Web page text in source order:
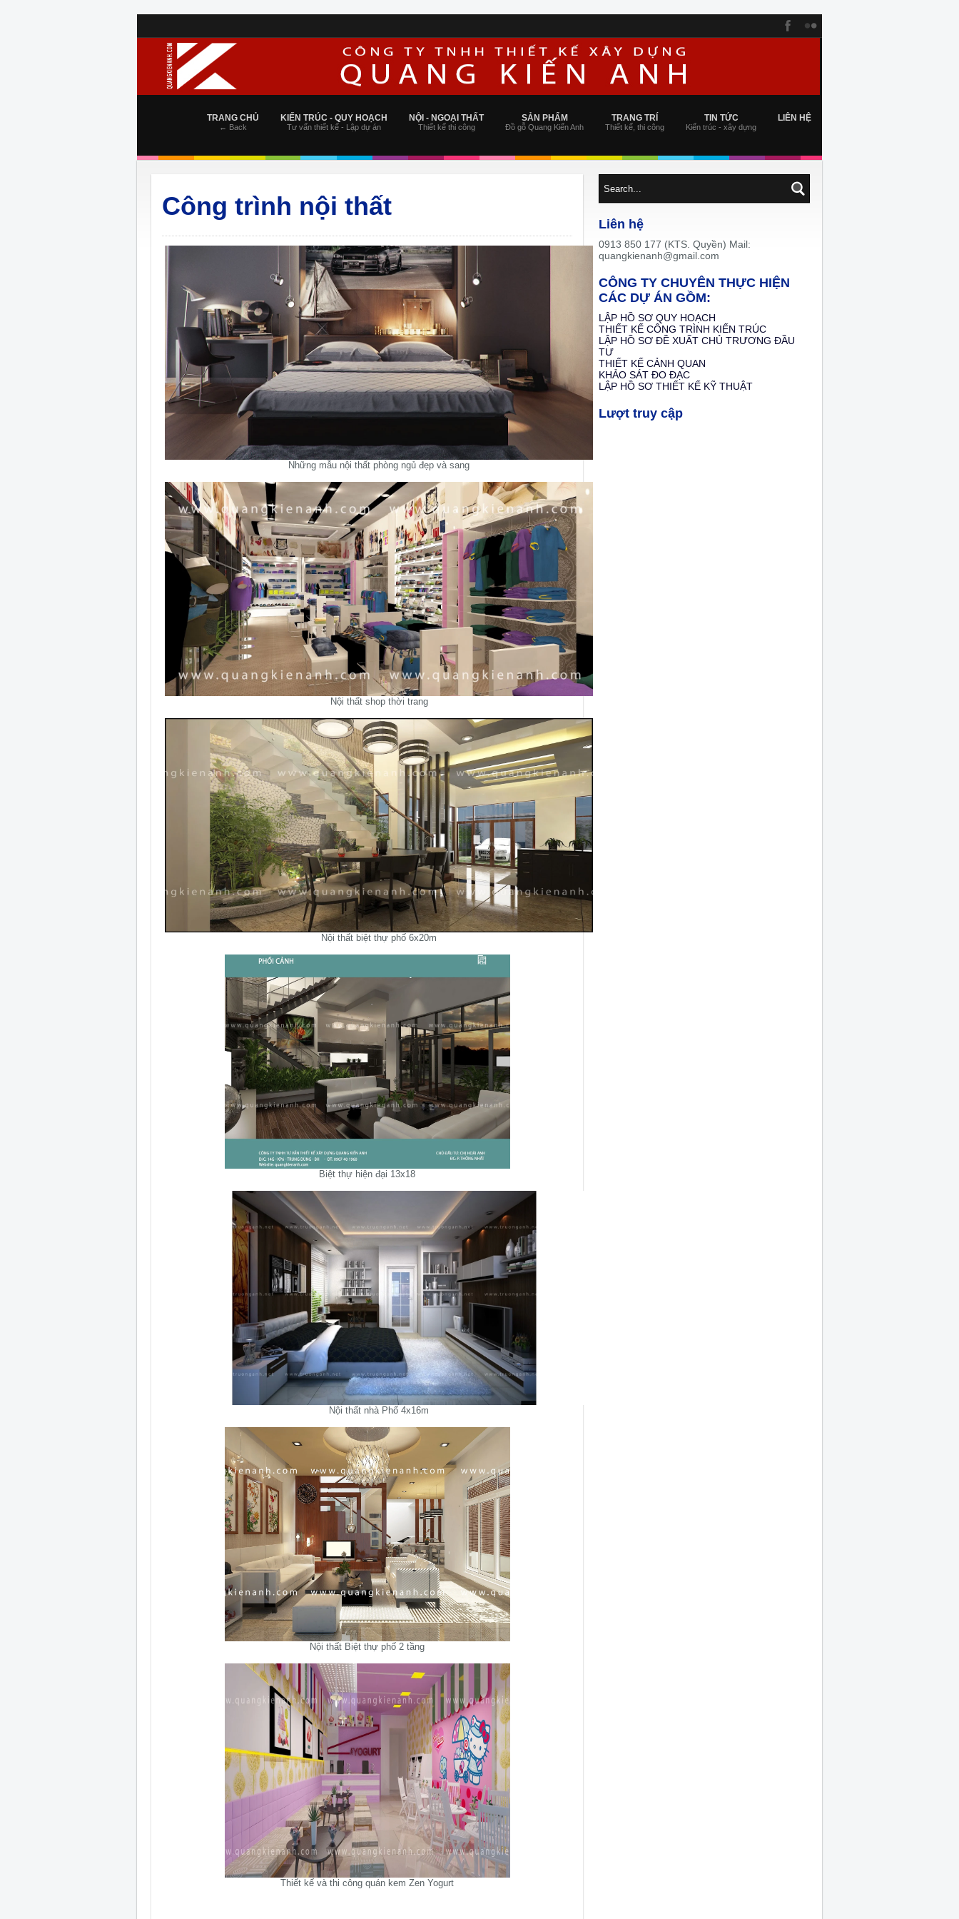
TRANG CHỦ
← Back
KIẾN TRÚC - QUY HOẠCH
Tư vấn thiết kế - Lập dự án
NỘI - NGOẠI THẤT
Thiết kế thi công
SẢN PHẨM
Đồ gỗ Quang Kiến Anh
TRANG TRÍ
Thiết kế, thi công
TIN TỨC
Kiến trúc - xây dựng
LIÊN HỆ
Công trình nội thất
Những mẫu nội thất phòng ngủ đẹp và sang
Nội thất shop thời trang
Nội thất biệt thự phố 6x20m
Biệt thự hiện đại 13x18
Nội thất nhà Phố 4x16m
Nội thất Biệt thự phố 2 tầng
Thiết kế và thi công quán kem Zen Yogurt
Liên hệ
0913 850 177 (KTS. Quyền) Mail:
quangkienanh@gmail.com
CÔNG TY CHUYÊN THỰC HIỆN
CÁC DỰ ÁN GỒM:
LẬP HỒ SƠ QUY HOẠCH
THIẾT KẾ CÔNG TRÌNH KIẾN TRÚC
LẬP HỒ SƠ ĐỀ XUẤT CHỦ TRƯƠNG ĐẦU
TƯ
THIẾT KẾ CẢNH QUAN
KHẢO SÁT ĐO ĐẠC
LẬP HỒ SƠ THIẾT KẾ KỸ THUẬT
Lượt truy cập